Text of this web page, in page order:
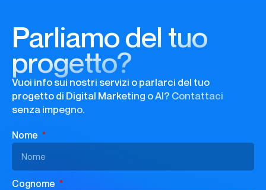
Parliamo del tuo
progetto?
Vuoi info sui nostri servizi o parlarci del tuo
progetto di Digital Marketing o AI? Contattaci
senza impegno.
Nome
Cognome